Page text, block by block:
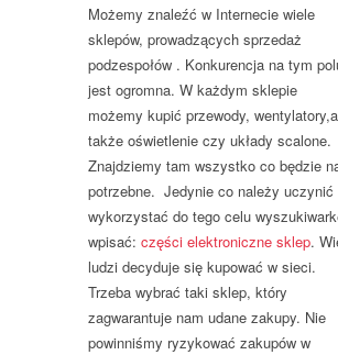
Możemy znaleźć w Internecie wiele
sklepów, prowadzących sprzedaż
podzespołów . Konkurencja na tym
jest ogromna. W każdym sklepie
możemy kupić przewody,
także oświetlenie czy układy scalone.
Znajdziemy tam wszystko co będzie
potrzebne. Jedynie co należy uczynić
wykorzystać do tego celu
wpisać: części elektroniczne sklep.
ludzi decyduje się kupować w sieci.
Trzeba wybrać taki sklep, który
zagwarantuje nam udane zakupy. Nie
powinniśmy ryzykować zakupów w